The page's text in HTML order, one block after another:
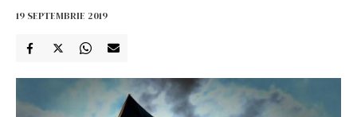
19 SEPTEMBRIE 2019